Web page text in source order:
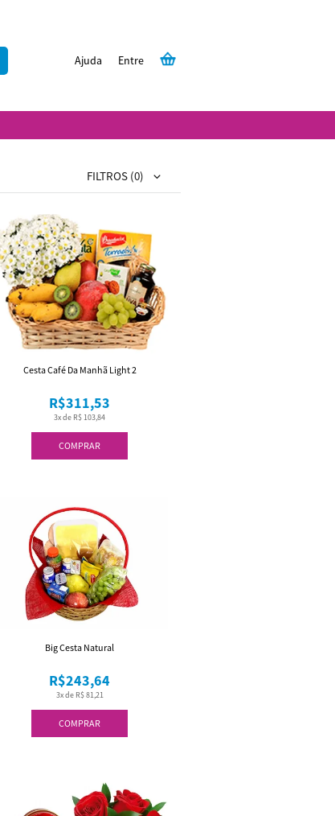
Entre
Ajuda
FILTROS (0)
COMPRAR
3x de R$ 103,84
R$311,53
Cesta Café Da Manhã Light 2
COMPRAR
3x de R$ 81,21
R$243,64
Big Cesta Natural